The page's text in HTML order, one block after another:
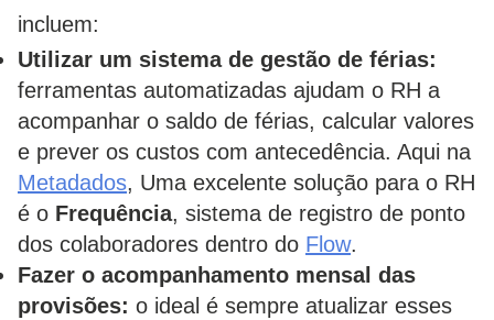
incluem:
Utilizar um sistema de gestão de férias:
ferramentas automatizadas ajudam o RH a
acompanhar o saldo de férias, calcular valores
e prever os custos com antecedência. Aqui na
Metadados, Uma excelente solução para o RH
é o Frequência, sistema de registro de ponto
dos colaboradores dentro do Flow.
Fazer o acompanhamento mensal das
provisões: o ideal é sempre atualizar esses